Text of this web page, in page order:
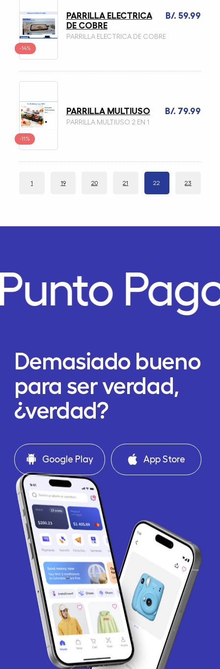
-14%
B/. 59.99
PARRILLA ELECTRICA
DE COBRE
PARRILLA ELECTRICA DE COBRE
-11%
B/. 79.99
PARRILLA MULTIUSO
PARRILLA MULTIUSO 2 EN 1
1 19 20 21 22 23
Demasiado bueno
para ser verdad,
¿verdad?
Google Play App Store